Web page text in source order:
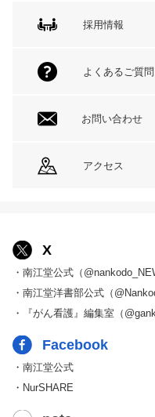
採用情報
よくあるご質問
お問い合わせ
アクセス
X
・南江堂公式（
・南江堂洋書部公式（
・『がん看護』編集室（
Facebook
・南江堂公式
・NurSHARE